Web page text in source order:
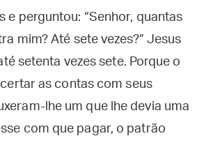
e perguntou: “Senhor, quantas
mim? Até sete vezes?” Jesus
setenta vezes sete. Porque o
as contas com seus
lhe um que lhe devia uma
com que pagar, o patrão